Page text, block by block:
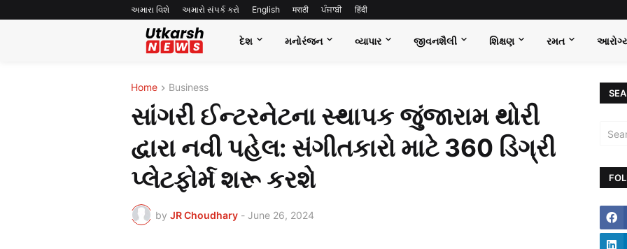
અમારા વિશે અમારો સંપર્ક કરો English मराठी ਪੰਜਾਬੀ हिंदी
દેશ મનોરંજન વ્યાપાર જીવનશૈલી શિક્ષણ રમત
Home Business
સાંગરી ઈન્ટરનેટના સ્થાપક જુંજારામ થોરી
દ્વારા નવી પહેલ: સંગીતકારો માટે 360 ડિગ્રી
પ્લેટફોર્મ શરૂ કરશે
by JR Choudhary - June 26, 2024